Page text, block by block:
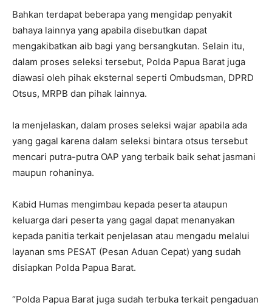
Bahkan terdapat beberapa yang mengidap penyakit
bahaya lainnya yang apabila disebutkan dapat
mengakibatkan aib bagi yang bersangkutan. Selain itu,
dalam proses seleksi tersebut, Polda Papua Barat juga
diawasi oleh pihak eksternal seperti Ombudsman, DPRD
Otsus, MRPB dan pihak lainnya.
Ia menjelaskan, dalam proses seleksi wajar apabila ada
yang gagal karena dalam seleksi bintara otsus tersebut
mencari putra-putra OAP yang terbaik baik sehat jasmani
maupun rohaninya.
Kabid Humas mengimbau kepada peserta ataupun
keluarga dari peserta yang gagal dapat menanyakan
kepada panitia terkait penjelasan atau mengadu melalui
layanan sms PESAT (Pesan Aduan Cepat) yang sudah
disiapkan Polda Papua Barat.
“Polda Papua Barat juga sudah terbuka terkait pengaduan